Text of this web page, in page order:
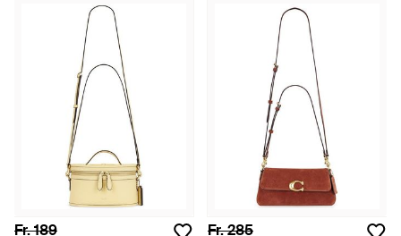
Fr. 189 Fr. 285